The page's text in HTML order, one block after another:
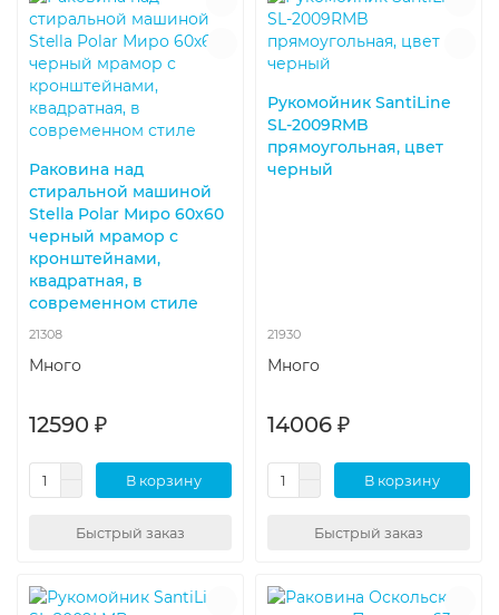
Раковина над
стиральной машиной
Stella Polar Миро 60х60
черный мрамор с
кронштейнами,
квадратная, в
современном стиле
21308
Много
12590 ₽
В корзину
Быстрый заказ
Рукомойник SantiLine
SL-2009RMB
прямоугольная, цвет
черный
21930
Много
14006 ₽
В корзину
Быстрый заказ